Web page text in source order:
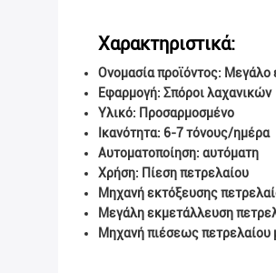
Χαρακτηριστικά:
Ονομασία προϊόντος: Μεγάλο
Εφαρμογή: Σπόροι λαχανικών
Υλικό: Προσαρμοσμένο
Ικανότητα: 6-7 τόνους/ημέρα
Αυτοματοποίηση: αυτόματη
Χρήση: Πίεση πετρελαίου
Μηχανή εκτόξευσης
Μεγάλη εκμετάλλευση
Μηχανή πιέσεως πετρελαίου